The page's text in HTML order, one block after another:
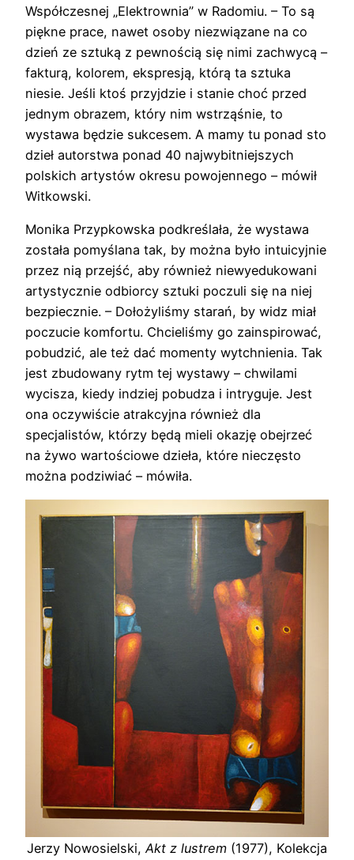
Współczesnej „Elektrownia” w Radomiu. – To są
piękne prace, nawet osoby niezwiązane na co
dzień ze sztuką z pewnością się nimi zachwycą –
fakturą, kolorem, ekspresją, którą ta sztuka
niesie. Jeśli ktoś przyjdzie i stanie choć przed
jednym obrazem, który nim wstrząśnie, to
wystawa będzie sukcesem. A mamy tu ponad sto
dzieł autorstwa ponad 40 najwybitniejszych
polskich artystów okresu powojennego – mówił
Witkowski.
Monika Przypkowska podkreślała, że wystawa
została pomyślana tak, by można było intuicyjnie
przez nią przejść, aby również niewyedukowani
artystycznie odbiorcy sztuki poczuli się na niej
bezpiecznie. – Dołożyliśmy starań, by widz miał
poczucie komfortu. Chcieliśmy go zainspirować,
pobudzić, ale też dać momenty wytchnienia. Tak
jest zbudowany rytm tej wystawy – chwilami
wycisza, kiedy indziej pobudza i intryguje. Jest
ona oczywiście atrakcyjna również dla
specjalistów, którzy będą mieli okazję obejrzeć
na żywo wartościowe dzieła, które nieczęsto
można podziwiać – mówiła.
Jerzy Nowosielski, Akt z lustrem (1977), Kolekcja